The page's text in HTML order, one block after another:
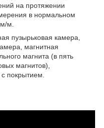
на протяжении
в нормальном
м.
пузырьковая камера,
магнитная
магнита (в пять
магнитов),
покрытием.